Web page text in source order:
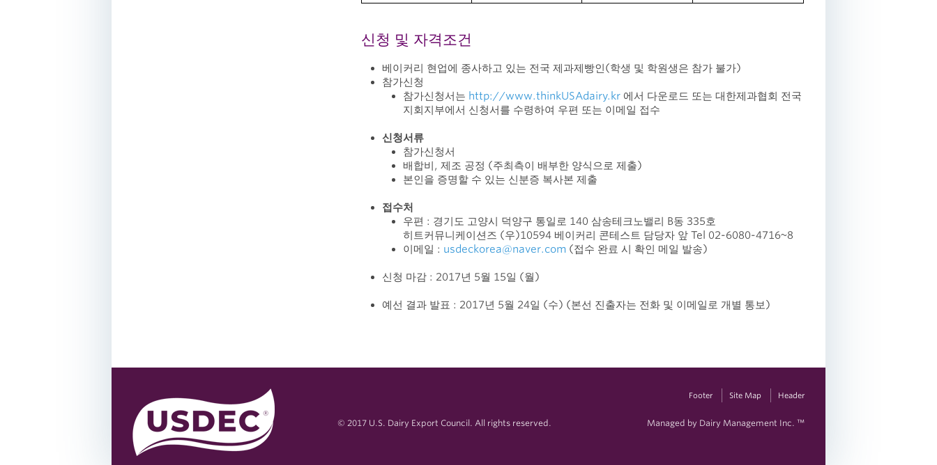
신청 및 자격조건
베이커리 현업에 종사하고 있는 전국 제과제빵인(학생 및 학원생은 참가 불가)
참가신청
참가신청서는 http://www.thinkUSAdairy.kr 에서 다운로드 또는 대한제과협회 전국
지회지부에서 신청서를 수령하여 우편 또는 이메일 접수
신청서류
참가신청서
배합비, 제조 공정 (주최측이 배부한 양식으로 제출)
본인을 증명할 수 있는 신분증 복사본 제출
접수처
우편 : 경기도 고양시 덕양구 통일로 140 삼송테크노밸리 B동 335호
히트커뮤니케이션즈 (우)10594 베이커리 콘테스트 담당자 앞 Tel 02-6080-4716~8
이메일 : usdeckorea@naver.com (접수 완료 시 확인 메일 발송)
신청 마감 : 2017년 5월 15일 (월)
예선 결과 발표 : 2017년 5월 24일 (수) (본선 진출자는 전화 및 이메일로 개별 통보)
Footer Site Map Header
© 2017 U.S. Dairy Export Council. All rights reserved. Managed by Dairy Management Inc. ™